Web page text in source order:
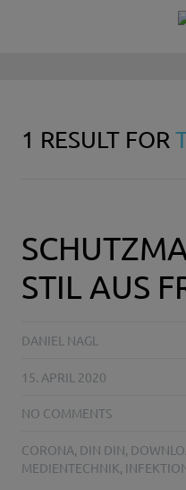
1 RESULT FOR
STIL AUS
DANIEL NAGL
15. APRIL 2020
NO COMMENTS
CORONA, DIN DIN,
MEDIENTECHNIK,